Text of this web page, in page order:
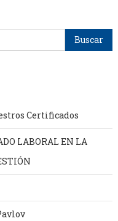
Buscar
Certificados
LABORAL EN LA